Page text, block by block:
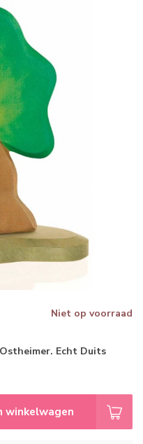
Niet op voorraad
Echt Duits
winkelwagen